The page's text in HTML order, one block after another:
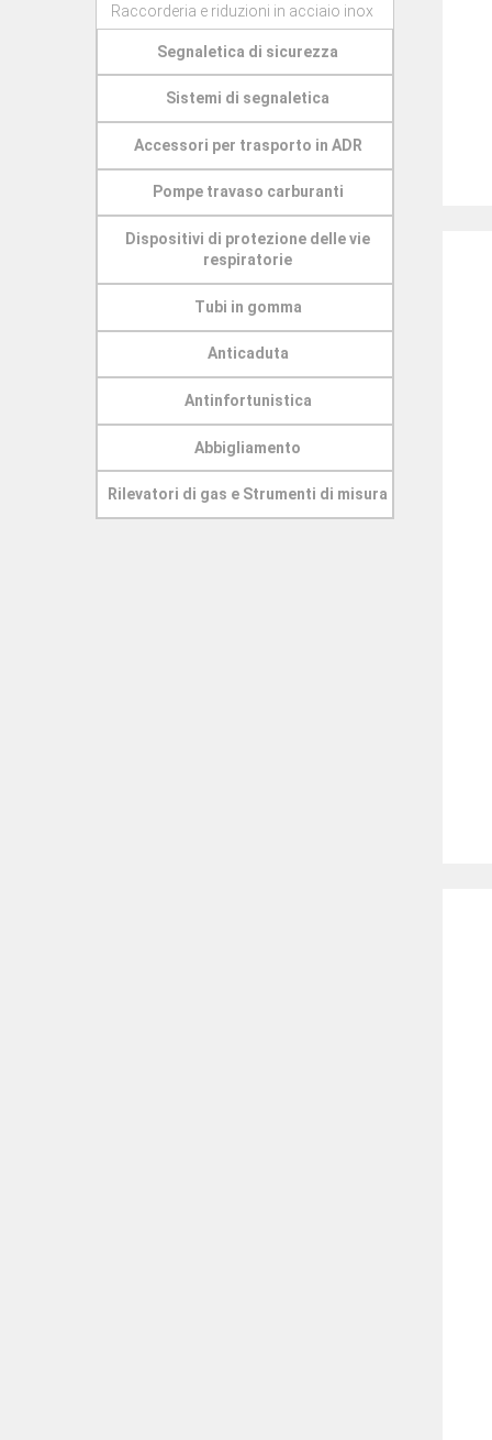
Raccorderia e riduzioni in acciaio inox
Segnaletica di sicurezza
Sistemi di segnaletica
Accessori per trasporto in ADR
Pompe travaso carburanti
Dispositivi di protezione delle vie
respiratorie
Tubi in gomma
Anticaduta
Antinfortunistica
Abbigliamento
Rilevatori di gas e Strumenti di misura